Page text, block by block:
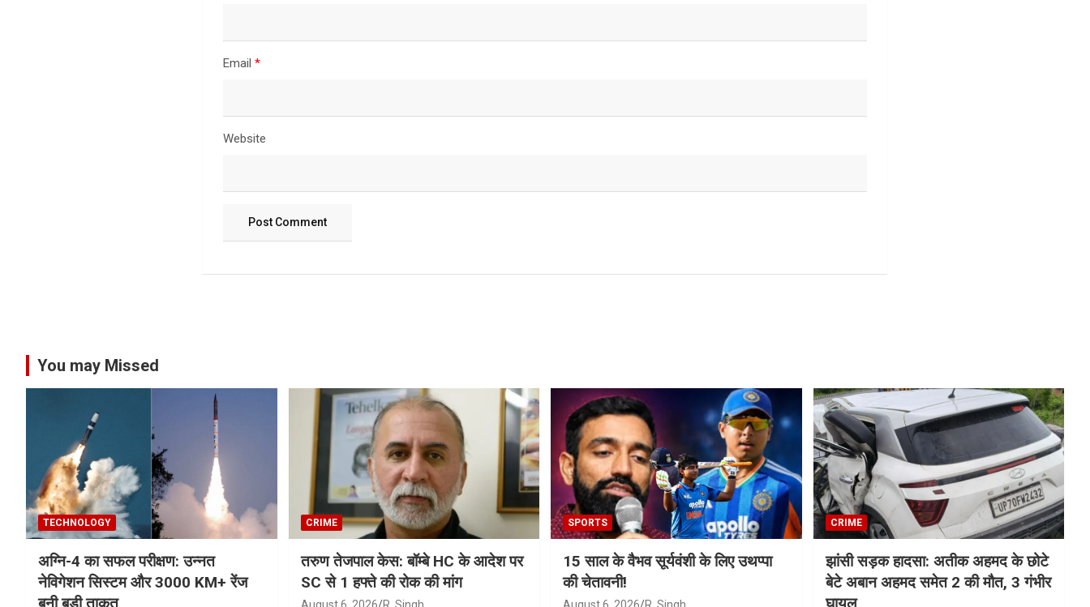
Email*
Website
You may Missed
TECHNOLOGY
अग्नि-4 का सफल परीक्षण: उन्नत
नेविगेशन सिस्टम और 3000 KM+ रेंज
CRIME
तरुण तेजपाल केस: बॉम्बे HC के आदेश पर
SC से 1 हफ्ते की रोक की मांग
SPORTS
15 साल के वैभव सूर्यवंशी के लिए उथप्पा
की चेतावनी!
CRIME
झांसी सड़क हादसा: अतीक अहमद के छोटे
बेटे अबान अहमद समेत 2 की मौत, 3 गंभीर